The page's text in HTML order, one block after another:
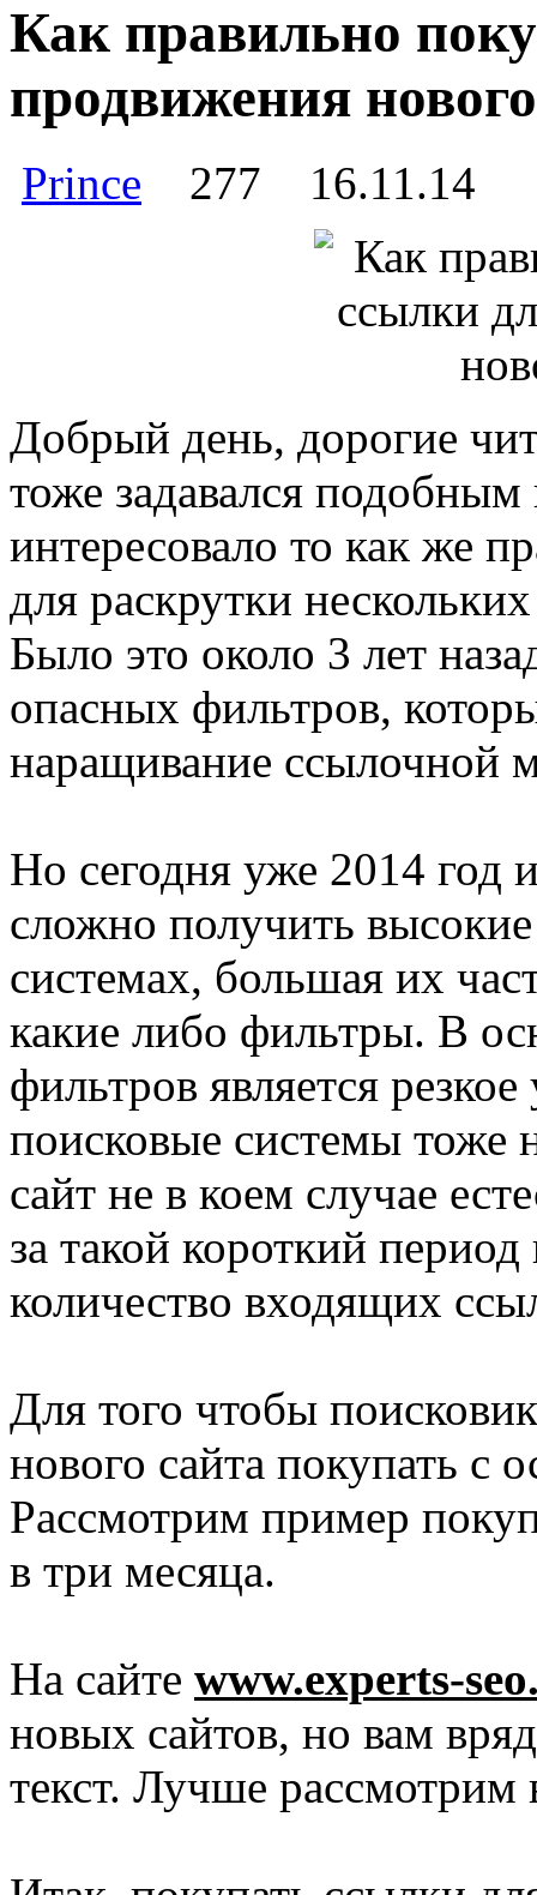
Как правильно
продвижения
Prince 277 16.11.14
Добрый день, дорогие
тоже задавался
интересовало то как же
для раскрутки
Было это около 3 лет
опасных фильтров,
наращивание ссылочной
Но сегодня уже 2014 год
сложно получить
системах, большая их
какие либо фильтры. В
фильтров является
поисковые системы тоже
сайт не в коем случае
за такой короткий
количество входящих
Для того чтобы
нового сайта покупать с
Рассмотрим пример
в три месяца.
На сайте www.experts-
новых сайтов, но вам
текст. Лучше рассмотрим